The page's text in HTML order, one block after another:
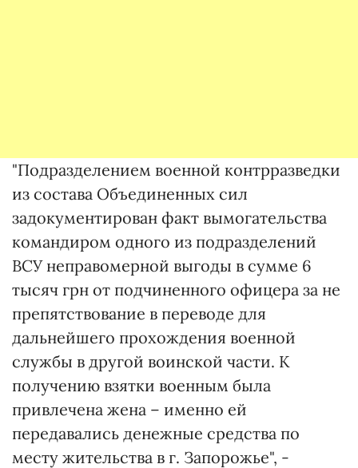
"Подразделением военной контрразведки
из состава Объединенных сил
задокументирован факт вымогательства
командиром одного из подразделений
ВСУ неправомерной выгоды в сумме 6
тысяч грн от подчиненного офицера за не
препятствование в переводе для
дальнейшего прохождения военной
службы в другой воинской части. К
получению взятки военным была
привлечена жена – именно ей
передавались денежные средства по
месту жительства в г. Запорожье", -